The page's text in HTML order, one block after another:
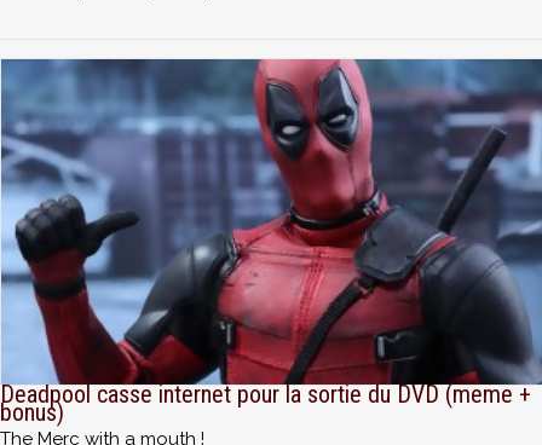
Deadpool casse internet pour la sortie du DVD (meme +
bonus)
The Merc with a mouth !